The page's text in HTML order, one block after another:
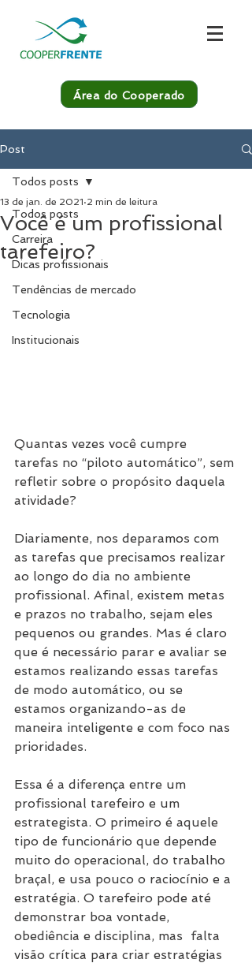
Área do Cooperado
Post
Todos posts
Carreira
Dicas profissionais
Tendências de mercado
Tecnologia
Institucionais
Todos posts
Você é um profissional
tarefeiro?
13 de jan. de 2021 2 min de leitura
Quantas vezes você cumpre
tarefas no “piloto automático”, sem
refletir sobre o propósito daquela
atividade?
Diariamente, nos deparamos com
as tarefas que precisamos realizar
ao longo do dia no ambiente
profissional. Afinal, existem metas
e prazos no trabalho, sejam eles
pequenos ou grandes. Mas é claro
que é necessário parar e avaliar se
estamos realizando essas tarefas
de modo automático, ou se
estamos organizando-as de
maneira inteligente e com foco nas
prioridades.
Essa é a diferença entre um
profissional tarefeiro e um
estrategista. O primeiro é aquele
tipo de funcionário que depende
muito do operacional, do trabalho
braçal, e usa pouco o raciocínio e a
estratégia. O tarefeiro pode até
demonstrar boa vontade,
obediência e disciplina, mas  falta
visão crítica para criar estratégias